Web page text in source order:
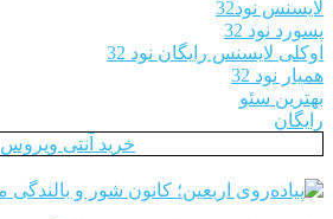
لایسنس نود32
پسورد نود 32
اوکلی لایسنس رایگان نود 32
همیار نود 32
بهترین سئو
رایگان
خرید آنتی ویروس